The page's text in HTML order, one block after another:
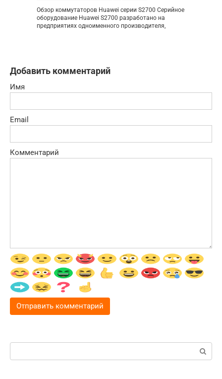
Обзор коммутаторов Huawei серии S2700 Серийное
оборудование Huawei S2700 разработано на
предприятиях одноименного производителя,
Добавить комментарий
Имя
Email
Комментарий
Поиск: